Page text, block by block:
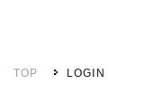
TOP LOGIN